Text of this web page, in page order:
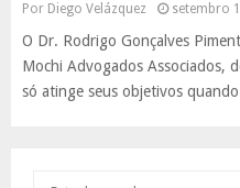
Por Diego Velázquez setembro
O Dr. Rodrigo Gonçalves
Mochi Advogados Associados,
só atinge seus objetivos